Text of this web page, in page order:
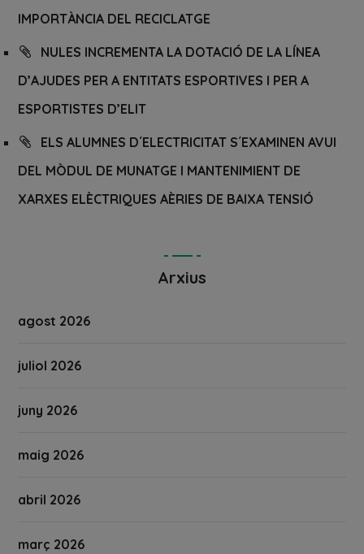
IMPORTÀNCIA DEL RECICLATGE
NULES INCREMENTA LA DOTACIÓ DE LA LÍNEA
D’AJUDES PER A ENTITATS ESPORTIVES I PER A
ESPORTISTES D’ELIT
ELS ALUMNES D´ELECTRICITAT S´EXAMINEN AVUI
DEL MÒDUL DE MUNATGE I MANTENIMIENT DE
XARXES ELÈCTRIQUES AÈRIES DE BAIXA TENSIÓ
Arxius
agost 2026
juliol 2026
juny 2026
maig 2026
abril 2026
març 2026